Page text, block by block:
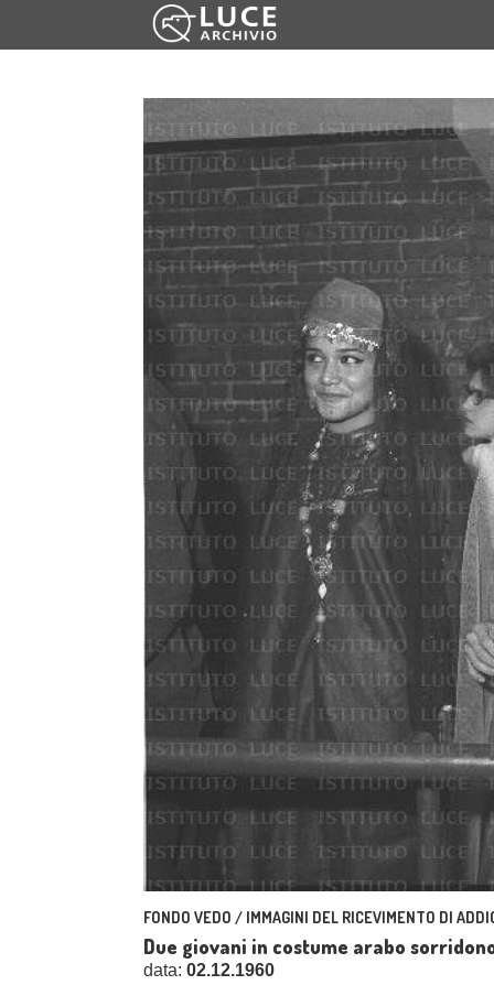
FONDO VEDO / IMMAGINI DEL RICEVIMENTO DI
Due giovani in costume arabo
data: 02.12.1960